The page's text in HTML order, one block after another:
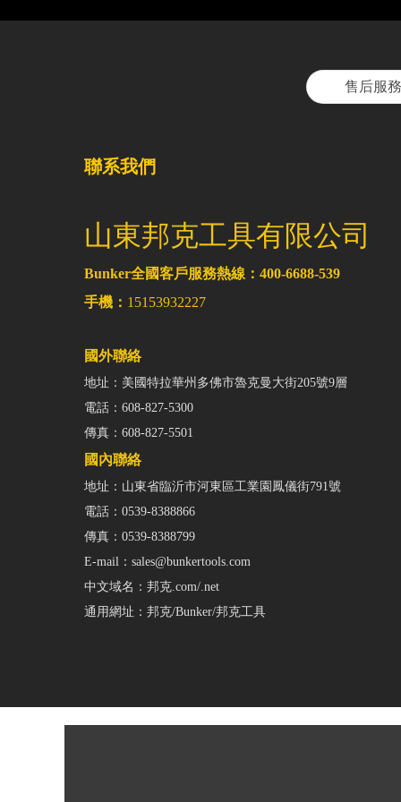
售后服務
聯系我們
山東邦克工具有限公司
Bunker全國客戶服務熱線：400-6688-539
手機： 15153932227
國外聯絡
地址：美國特拉華州多佛市魯克曼大街205號9層
電話： 608-827-5300
傳真： 608-827-5501
國內聯絡
地址：山東省臨沂市河東區工業園鳳儀街791號
電話： 0539-8388866
傳真： 0539-8388799
E-mail： sales@bunkertools.com
中文域名： 邦克.com/.net
通用網址： 邦克/Bunker/邦克工具